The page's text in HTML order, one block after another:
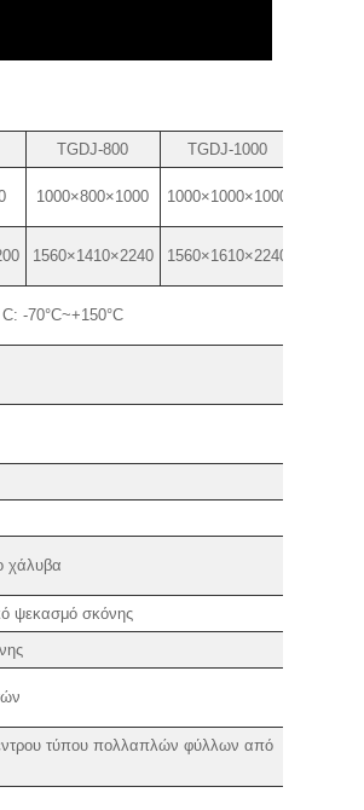
TGDJ-800
TGDJ-1000
1000×800×1000 1000×1000×1000
1560×1410×2240 1560×1610×2240
-70°C~+150°C
χάλυβα
ψεκασμό σκόνης
τύπου πολλαπλών φύλλων από